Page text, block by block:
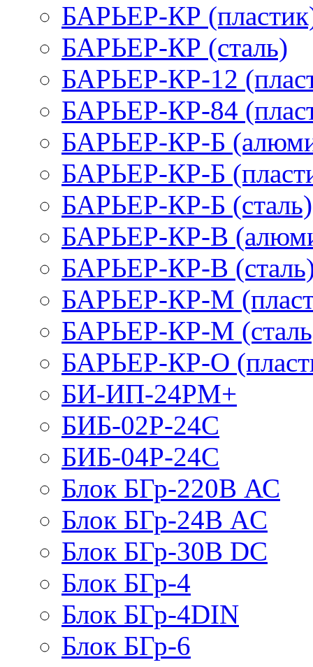
БАРЬЕР-КР
БАРЬЕР-КР (сталь)
БАРЬЕР-КР-12
БАРЬЕР-КР-84
БАРЬЕР-КР-Б
БАРЬЕР-КР-Б
БАРЬЕР-КР-Б (сталь)
БАРЬЕР-КР-В
БАРЬЕР-КР-В
БАРЬЕР-КР-М
БАРЬЕР-КР-М
БАРЬЕР-КР-О
БИ-ИП-24РМ+
БИБ-02Р-24С
БИБ-04Р-24С
Блок БГр-220В АС
Блок БГр-24В AC
Блок БГр-30В DC
Блок БГр-4
Блок БГр-4DIN
Блок БГр-6